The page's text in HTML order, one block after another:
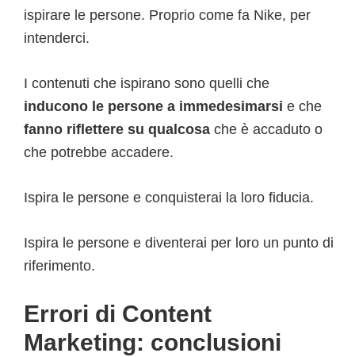
ispirare le persone. Proprio come fa Nike, per
intenderci.
I contenuti che ispirano sono quelli che
inducono le persone a immedesimarsi e che
fanno riflettere su qualcosa che è accaduto o
che potrebbe accadere.
Ispira le persone e conquisterai la loro fiducia.
Ispira le persone e diventerai per loro un punto di
riferimento.
Errori di Content
Marketing: conclusioni